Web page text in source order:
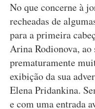
No que concerne à
recheadas de
para a primeira
Arina Rodionova,
prematuramente
exibição da sua
Elena Pridankina.
e com uma entrada